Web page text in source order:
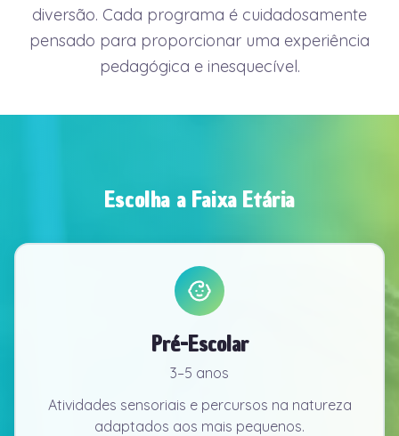
diversão. Cada programa é cuidadosamente
pensado para proporcionar uma experiência
pedagógica e inesquecível.
Escolha a Faixa Etária
Pré-Escolar
3–5 anos
Atividades sensoriais e percursos na natureza
adaptados aos mais pequenos.